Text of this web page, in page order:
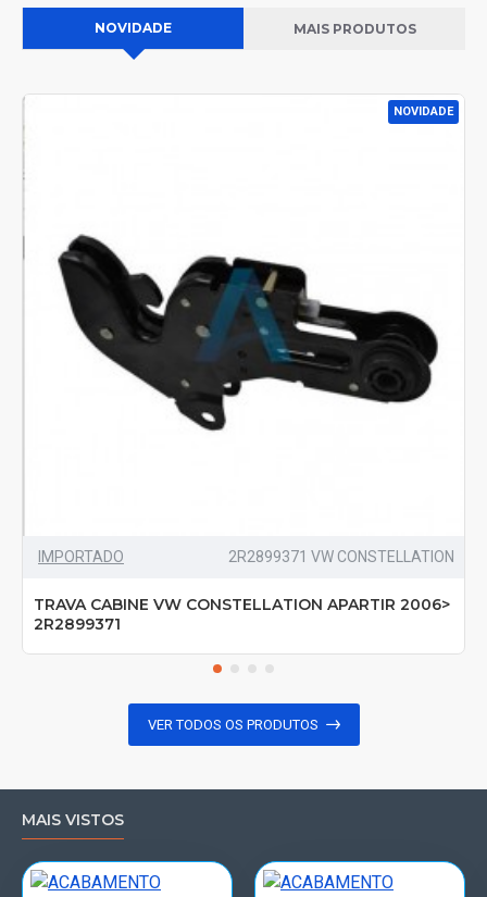
NOVIDADE MAIS PRODUTOS
NOVIDADE
IMPORTADO 2R2899371 VW CONSTELLATION
TRAVA CABINE VW CONSTELLATION APARTIR 2006>
2R2899371
VER TODOS OS PRODUTOS
MAIS VISTOS